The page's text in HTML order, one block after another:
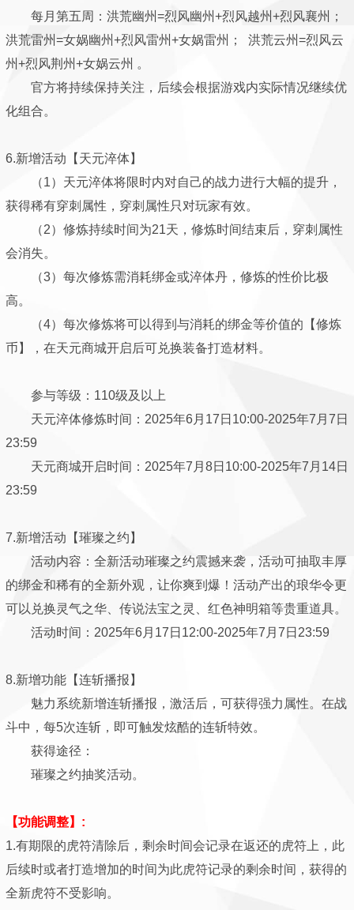
每月第五周：洪荒幽州=烈风幽州+烈风越州+烈风襄州；
洪荒雷州=女娲幽州+烈风雷州+女娲雷州； 洪荒云州=烈风云
州+烈风荆州+女娲云州 。
官方将持续保持关注，后续会根据游戏内实际情况继续优
化组合。
6.新增活动【天元淬体】
（1）天元淬体将限时内对自己的战力进行大幅的提升，
获得稀有穿刺属性，穿刺属性只对玩家有效。
（2）修炼持续时间为21天，修炼时间结束后，穿刺属性
会消失。
（3）每次修炼需消耗绑金或淬体丹，修炼的性价比极
高。
（4）每次修炼将可以得到与消耗的绑金等价值的【修炼
币】，在天元商城开启后可兑换装备打造材料。
参与等级：110级及以上
天元淬体修炼时间：2025年6月17日10:00-2025年7月7日
23:59
天元商城开启时间：2025年7月8日10:00-2025年7月14日
23:59
7.新增活动【璀璨之约】
活动内容：全新活动璀璨之约震撼来袭，活动可抽取丰厚
的绑金和稀有的全新外观，让你爽到爆！活动产出的琅华令更
可以兑换灵气之华、传说法宝之灵、红色神明箱等贵重道具。
活动时间：2025年6月17日12:00-2025年7月7日23:59
8.新增功能【连斩播报】
魅力系统新增连斩播报，激活后，可获得强力属性。在战
斗中，每5次连斩，即可触发炫酷的连斩特效。
获得途径：
璀璨之约抽奖活动。
【功能调整】:
1.有期限的虎符清除后，剩余时间会记录在返还的虎符上，此
后续时或者打造增加的时间为此虎符记录的剩余时间，获得的
全新虎符不受影响。